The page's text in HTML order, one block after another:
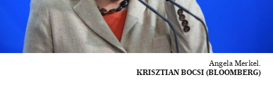
Angela Merkel.
KRISZTIAN BOCSI (BLOOMBERG)